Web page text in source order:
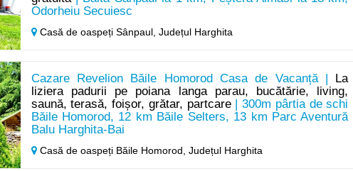
Odorheiu Secuiesc
Casă de oaspeți Sânpaul, Județul Harghita
Cazare Revelion Băile Homorod Casa de Vacanță |
La
liziera padurii pe poiana langa parau, bucătărie, living,
saună, terasă, foișor, grătar, partcare| 300m pârtia de schi
Băile Homorod, 12 km Băile Selters, 13 km Parc Aventură
Balu Harghita-Bai
Casă de oaspeți Băile Homorod, Județul Harghita